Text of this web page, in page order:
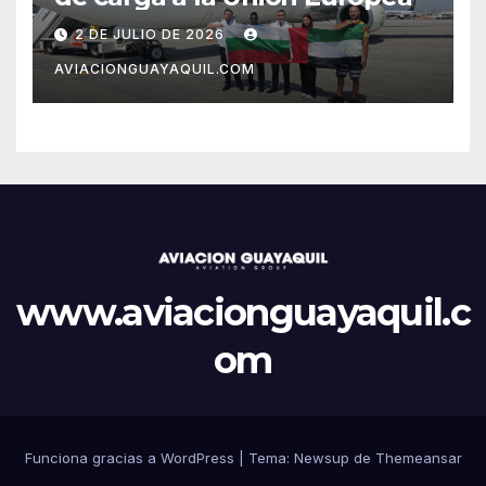
2 DE JULIO DE 2026
AVIACIONGUAYAQUIL.COM
www.aviacionguayaquil.c
om
Funciona gracias a WordPress Tema: Newsup de Themeansar